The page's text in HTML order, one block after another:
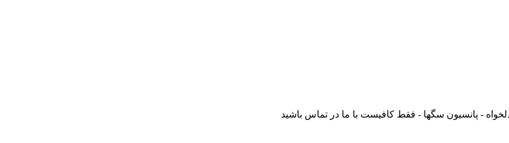
- پانسيون سگها - فقط کافيست با ما در تماس باشيد